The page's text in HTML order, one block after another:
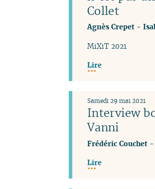
Collet
Agnès Crepet-
MiXiT 2021
Lire
Interview
Vanni
Samedi 29 mai 2021
Frédéric Couchet-
Lire